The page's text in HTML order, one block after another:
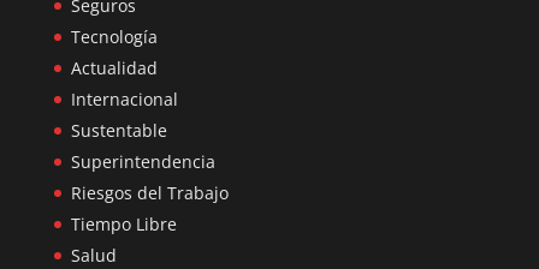
Seguros
Tecnología
Actualidad
Internacional
Sustentable
Superintendencia
Riesgos del Trabajo
Tiempo Libre
Salud